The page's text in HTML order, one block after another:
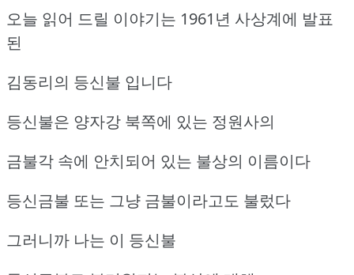
오늘 읽어 드릴 이야기는 1961년 사상계에 발표
된
김동리의 등신불 입니다
등신불은 양자강 북쪽에 있는 정원사의
금불각 속에 안치되어 있는 불상의 이름이다
등신금불 또는 그냥 금불이라고도 불렀다
그러니까 나는 이 등신불